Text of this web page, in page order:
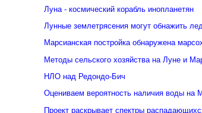
Луна - космический корабль инопланетян
Лунные землетрясения могут обнажить
Марсианская постройка обнаружена
Методы сельского хозяйства на Луне и
НЛО над Редондо-Бич
Оцениваем вероятность наличия воды на
Проект раскрывает спектры